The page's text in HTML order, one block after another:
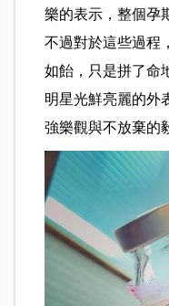
樂的表示，整個孕
不過對於這些過程
如飴，只是拼了命
明星光鮮亮麗的外
強樂觀與不放棄的